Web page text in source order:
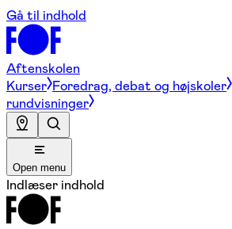
Gå til indhold
Aftenskolen
Kurser Foredrag, debat og højskoler
rundvisninger
Open menu
Indlæser indhold